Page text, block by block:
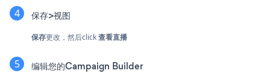
保存>视图
保存更改，然后click查看直播
编辑您的Campaign Builder